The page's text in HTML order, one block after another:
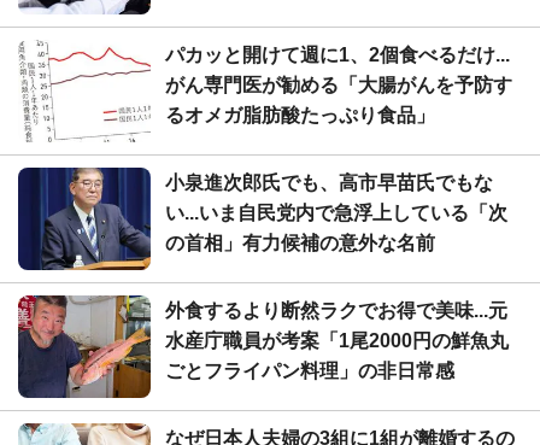
パカッと開けて週に1、2個食べるだけ...
がん専門医が勧める「大腸がんを予防す
るオメガ脂肪酸たっぷり食品」
小泉進次郎氏でも、高市早苗氏でもな
い...いま自民党内で急浮上している「次
の首相」有力候補の意外な名前
外食するより断然ラクでお得で美味...元
水産庁職員が考案「1尾2000円の鮮魚丸
ごとフライパン料理」の非日常感
なぜ日本人夫婦の3組に1組が離婚するの